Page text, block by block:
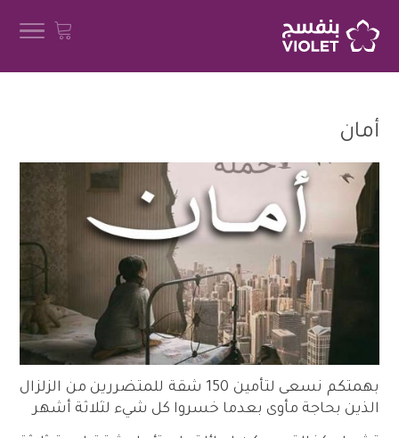
أمان
بهمتكم نسعى لتأمين 150 شقة للمتضررين من الزلزال
الذين بحاجة مأوى بعدما خسروا كل شيء لثلاثة أشهر